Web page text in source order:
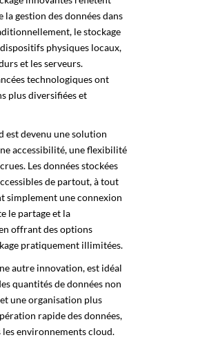
la gestion des données dans
le stockage
physiques locaux,
et les serveurs.
technologiques ont
plus diversifiées et
est devenu une solution
accessibilité, une flexibilité
Les données stockées
de partout, à tout
simplement une connexion
le partage et la
offrant des options
pratiquement illimitées.
autre innovation, est idéal
quantités de données non
une organisation plus
rapide des données,
environnements cloud.